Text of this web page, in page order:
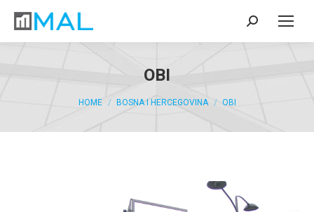
OBI
You are here:
HOME BOSNA I HERCEGOVINA OBI